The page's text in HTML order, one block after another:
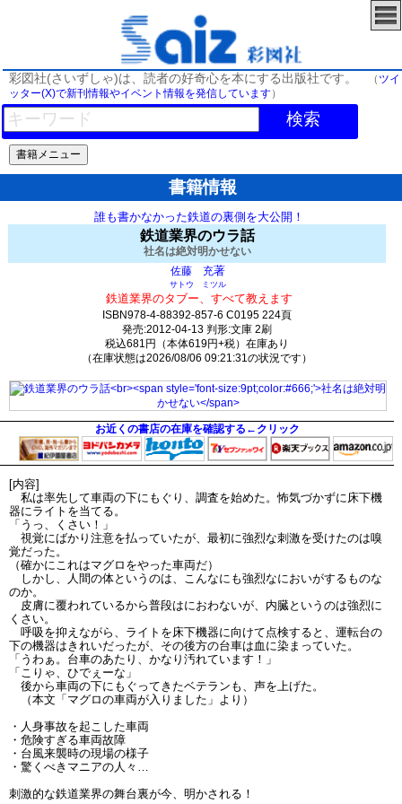
彩図社(さいずしゃ)は、読者の好奇心を本にする出版社です。 （ ツイ
ッター(X)で新刊情報やイベント情報を発信しています）
検索
書籍情報
誰も書かなかった鉄道の裏側を大公開！
鉄道業界のウラ話
社名は絶対明かせない
佐藤 充著
サトウ ミツル
鉄道業界のタブー、すべて教えます
ISBN978-4-88392-857-6 C0195 224頁
発売:2012-04-13 判形:文庫 2刷
税込681円（本体619円+税）在庫あり
（在庫状態は2026/08/06 09:21:31の状況です）
お近くの書店の在庫を確認する←クリック
[内容]
私は率先して車両の下にもぐり、調査を始めた。怖気づかずに床下機
器にライトを当てる。
「うっ、くさい！」
視覚にばかり注意を払っていたが、最初に強烈な刺激を受けたのは嗅
覚だった。
（確かにこれはマグロをやった車両だ）
しかし、人間の体というのは、こんなにも強烈なにおいがするものな
のか。
皮膚に覆われているから普段はにおわないが、内臓というのは強烈に
くさい。
呼吸を抑えながら、ライトを床下機器に向けて点検すると、運転台の
下の機器はきれいだったが、その後方の台車は血に染まっていた。
「うわぁ。台車のあたり、かなり汚れています！」
「こりゃ、ひでぇーな」
後から車両の下にもぐってきたベテランも、声を上げた。
（本文「マグロの車両が入りました」より）
・人身事故を起こした車両
・危険すぎる車両故障
・台風来襲時の現場の様子
・驚くべきマニアの人々…
刺激的な鉄道業界の舞台裏が今、明かされる！